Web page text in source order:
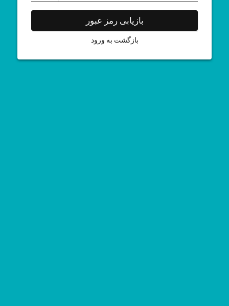
بازیابی رمز عبور
بازگشت به ورود